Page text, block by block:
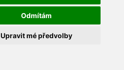
Odmítám
Upravit mé předvolby